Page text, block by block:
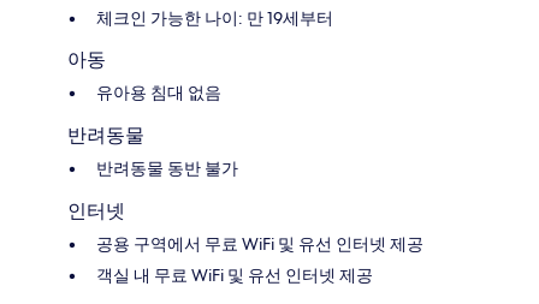
체크인 가능한 나이: 만 19세부터
아동
유아용 침대 없음
반려동물
반려동물 동반 불가
인터넷
공용 구역에서 무료 WiFi 및 유선 인터넷 제공
객실 내 무료 WiFi 및 유선 인터넷 제공